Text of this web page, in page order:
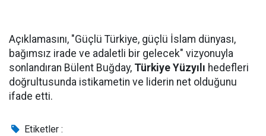
Açıklamasını, "Güçlü Türkiye, güçlü İslam dünyası,
bağımsız irade ve adaletli bir gelecek" vizyonuyla
sonlandıran Bülent Buğday, Türkiye Yüzyılı hedefleri
doğrultusunda istikametin ve liderin net olduğunu
ifade etti.
Etiketler :